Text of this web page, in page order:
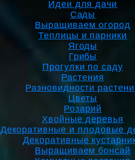
Идеи для дачи
Сады
Выращиваем огород
Теплицы и парники
Ягоды
Грибы
Прогулки по саду
Растения
Разновидности
Цветы
Розарий
Хвойные деревья
Декоративные и плодовые
Декоративные
Выращиваем бонсай